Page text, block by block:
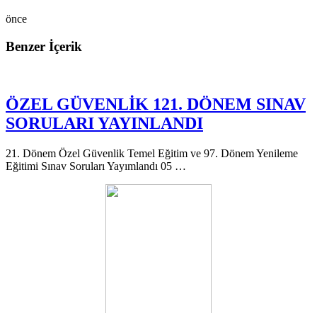
önce
Benzer İçerik
ÖZEL GÜVENLİK 121. DÖNEM SINAV
SORULARI YAYINLANDI
21. Dönem Özel Güvenlik Temel Eğitim ve 97. Dönem Yenileme
Eğitimi Sınav Soruları Yayımlandı 05 …